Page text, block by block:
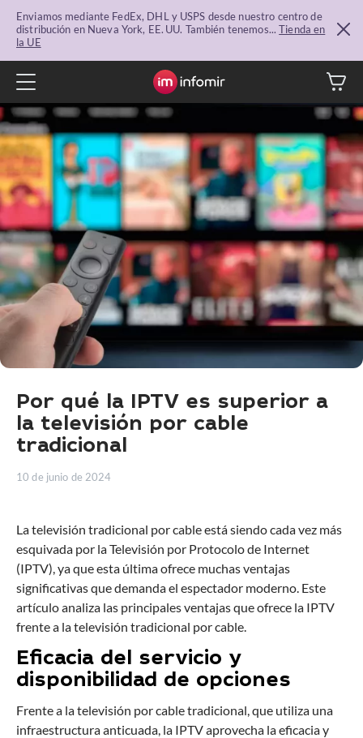
Enviamos mediante FedEx, DHL y USPS desde nuestro centro de
distribución en Nueva York, EE. UU. También tenemos...Tienda en
la UE
Por qué la IPTV es superior a
la televisión por cable
tradicional
10 de junio de 2024
La televisión tradicional por cable está siendo cada vez más
esquivada por la Televisión por Protocolo de Internet
(IPTV), ya que esta última ofrece muchas ventajas
significativas que demanda el espectador moderno. Este
artículo analiza las principales ventajas que ofrece la IPTV
frente a la televisión tradicional por cable.
Eficacia del servicio y
disponibilidad de opciones
Frente a la televisión por cable tradicional, que utiliza una
infraestructura anticuada, la IPTV aprovecha la eficacia y